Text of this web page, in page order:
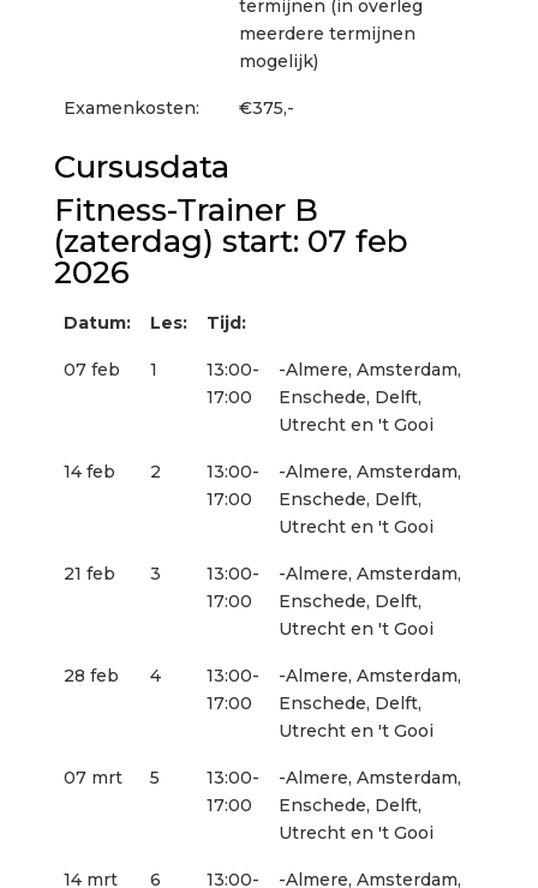
termijnen (in overleg
meerdere termijnen
mogelijk)
Examenkosten: €375,-
Cursusdata
Fitness-Trainer B
(zaterdag) start: 07 feb
2026
Datum: Les: Tijd:
07 feb 1
13:00-
17:00
-Almere, Amsterdam,
Enschede, Delft,
Utrecht en 't Gooi
14 feb 2
13:00-
17:00
-Almere, Amsterdam,
Enschede, Delft,
Utrecht en 't Gooi
21 feb 3
13:00-
17:00
-Almere, Amsterdam,
Enschede, Delft,
Utrecht en 't Gooi
28 feb 4
13:00-
17:00
-Almere, Amsterdam,
Enschede, Delft,
Utrecht en 't Gooi
07 mrt 5
13:00-
17:00
-Almere, Amsterdam,
Enschede, Delft,
Utrecht en 't Gooi
14 mrt 6 13:00- -Almere, Amsterdam,